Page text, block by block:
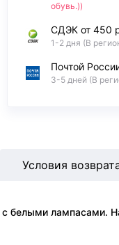
обувь.))
СДЭК от 450
1-2 дня (В
Почтой
3-5 дней (В
белыми лампасами.
Условия